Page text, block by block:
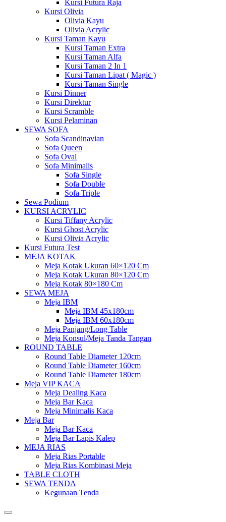
Kursi Futura Raja
Kursi Olivia
Olivia Kayu
Olivia Acrylic
Kursi Taman Kayu
Kursi Taman Extra
Kursi Taman Alfa
Kursi Taman 2 In 1
Kursi Taman Lipat ( Magic )
Kursi Taman Single
Kursi Dinner
Kursi Direktur
Kursi Scramble
Kursi Pelaminan
SEWA SOFA
Sofa Scandinavian
Sofa Queen
Sofa Oval
Sofa Minimalis
Sofa Single
Sofa Double
Sofa Triple
Sewa Podium
KURSI ACRYLIC
Kursi Tiffany Acrylic
Kursi Ghost Acrylic
Kursi Olivia Acrylic
Kursi Futura Test
MEJA KOTAK
Meja Kotak Ukuran 60×120 Cm
Meja Kotak Ukuran 80×120 Cm
Meja Kotak 80×180 Cm
SEWA MEJA
Meja IBM
Meja IBM 45x180cm
Meja IBM 60x180cm
Meja Panjang/Long Table
Meja Konsul/Meja Tanda Tangan
ROUND TABLE
Round Table Diameter 120cm
Round Table Diameter 160cm
Round Table Diameter 180cm
Meja VIP KACA
Meja Dealing Kaca
Meja Bar Kaca
Meja Minimalis Kaca
Meja Bar
Meja Bar Kaca
Meja Bar Lapis Kalep
MEJA RIAS
Meja Rias Portable
Meja Rias Kombinasi Meja
TABLE CLOTH
SEWA TENDA
Kegunaan Tenda